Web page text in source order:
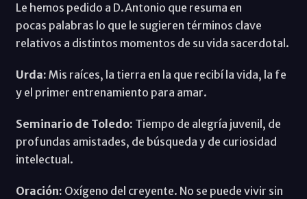
Le hemos pedido a D.Antonio que resuma en
pocas palabras lo que le sugieren términos clave
relativos a distintos momentos de su vida sacerdotal.
Urda: Mis raíces, la tierra en la que recibí la vida, la fe
y el primer entrenamiento para amar.
Seminario de Toledo: Tiempo de alegría juvenil, de
profundas amistades, de búsqueda y de curiosidad
intelectual.
Oración: Oxígeno del creyente. No se puede vivir sin